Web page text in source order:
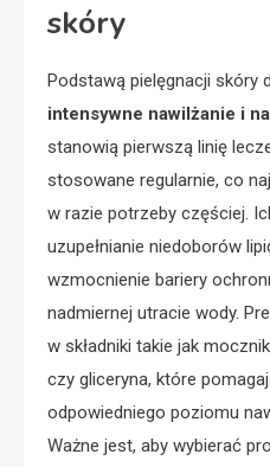
skóry
Podstawą pielęgnacji skóry
intensywne nawilżanie i
stanowią pierwszą linię
stosowane regularnie, co
w razie potrzeby częściej.
uzupełnianie niedoborów
wzmocnienie bariery
nadmiernej utracie wody.
w składniki takie jak
czy gliceryna, które
odpowiedniego poziomu
Ważne jest, aby wybierać